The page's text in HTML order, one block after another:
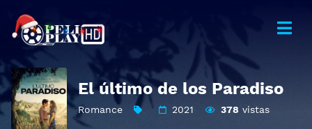
El último de los Paradiso
Romance 2021 378 vistas